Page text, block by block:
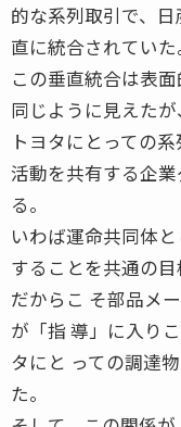
的な系列取引で、
直に統合されていた
この垂直統合は表
同じように見えたが
トヨタにとっての
活動を共有する企
る。
いわば運命共同体
することを共通の目
だからこ そ部品メ
が「指 導」に入り
タにと っての調達
た。